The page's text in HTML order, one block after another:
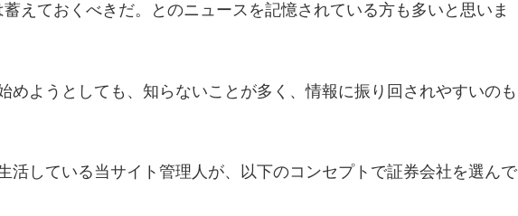
えておくべきだ。とのニュースを記憶されている方も多いと思いま
めようとしても、知らないことが多く、情報に振り回されやすいのも
活している当サイト管理人が、以下のコンセプトで証券会社を選んで